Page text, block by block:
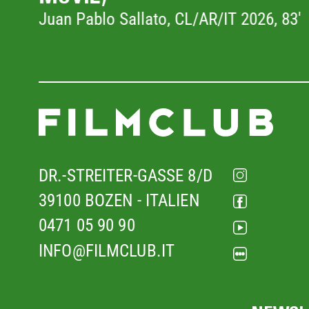
DR.-STREITER-GASSE 8/D
39100 BOZEN - ITALIEN
0471 05 90 90
INFO@FILMCLUB.IT